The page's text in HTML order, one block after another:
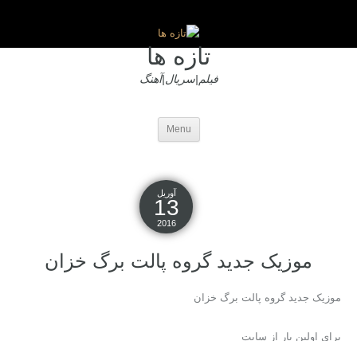
تازه ها
فیلم|سریال|آهنگ
Menu
آوریل
13
2016
موزیک جدید گروه پالت برگ خزان
موزیک جدید گروه پالت برگ خزان
برای اولین بار از سایت